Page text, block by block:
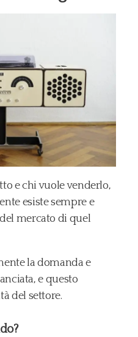
e chi vuole venderlo,
esiste sempre e
mercato di quel
la domanda e
e questo
del settore.